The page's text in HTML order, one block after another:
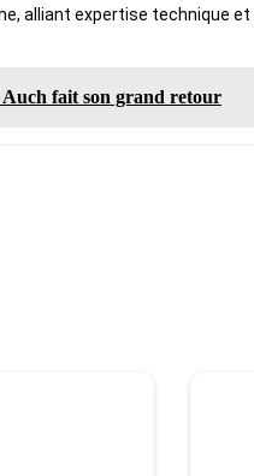
alliant expertise technique
Auch fait son grand retour